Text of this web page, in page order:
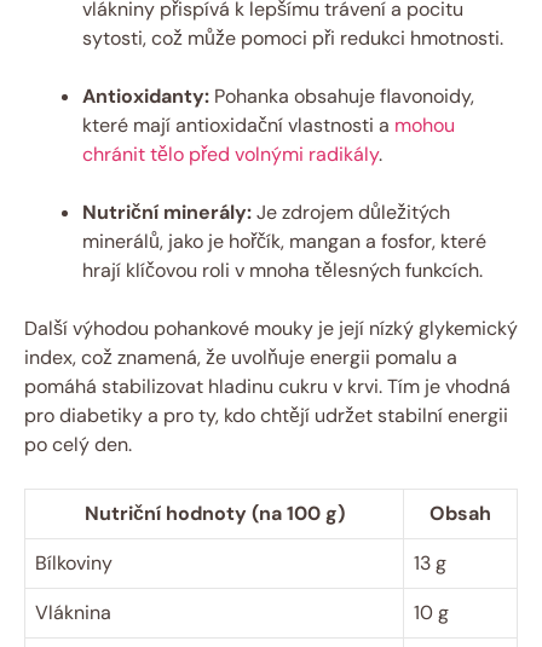
vlákniny přispívá k lepšímu trávení a pocitu
sytosti, což může pomoci ‌při redukci hmotnosti.
Antioxidanty: Pohanka obsahuje flavonoidy,
které mají antioxidační vlastnosti a mohou
chránit tělo před volnými radikály.
Nutriční minerály:Je zdrojem důležitých
minerálů, jako je hořčík, mangan a fosfor, které
hrají klíčovou roli v ​mnoha ‍tělesných⁤ funkcích.
Další výhodou pohankové mouky je její nízký glykemický⁤
index,​ což znamená, že uvolňuje energii pomalu a
pomáhá stabilizovat hladinu cukru v krvi. Tím je vhodná
pro diabetiky a pro ty, ‍kdo chtějí udržet stabilní energii
po celý den.
Nutriční hodnoty ‌(na 100 g)
Obsah
Bílkoviny
13 g
Vláknina
10 g